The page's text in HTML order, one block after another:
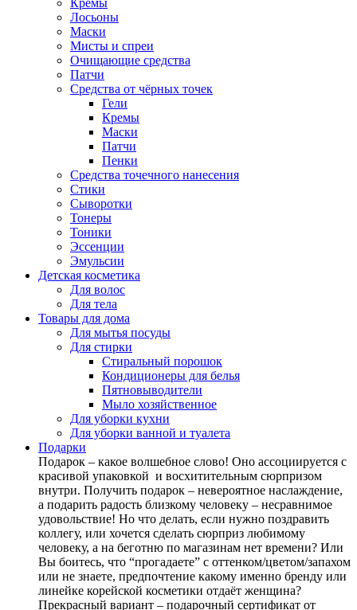
Кремы
Лосьоны
Маски
Мисты и спреи
Очищающие средства
Патчи
Средства от чёрных точек
Гели
Кремы
Маски
Патчи
Пенки
Средства точечного нанесения
Стики
Сыворотки
Тонеры
Тоники
Эссенции
Эмульсии
Детская косметика
Для волос
Для тела
Товары для дома
Для мытья посуды
Для стирки
Стиральный порошок
Кондиционеры для белья
Пятновыводители
Мыло хозяйственное
Для уборки кухни
Для уборки ванной и туалета
Подарки
Подарок – какое волшебное слово! Оно ассоциируется с
красивой упаковкой и восхитительным сюрпризом
внутри. Получить подарок – невероятное наслаждение,
а подарить радость близкому человеку – несравнимое
удовольствие! Но что делать, если нужно поздравить
коллегу, или хочется сделать сюрприз любимому
человеку, а на беготню по магазинам нет времени? Или
Вы боитесь, что “прогадаете” с оттенком/цветом/запахом
или не знаете, предпочтение какому именно бренду или
линейке корейской косметики отдаёт женщина?
Прекрасный вариант – подарочный сертификат от